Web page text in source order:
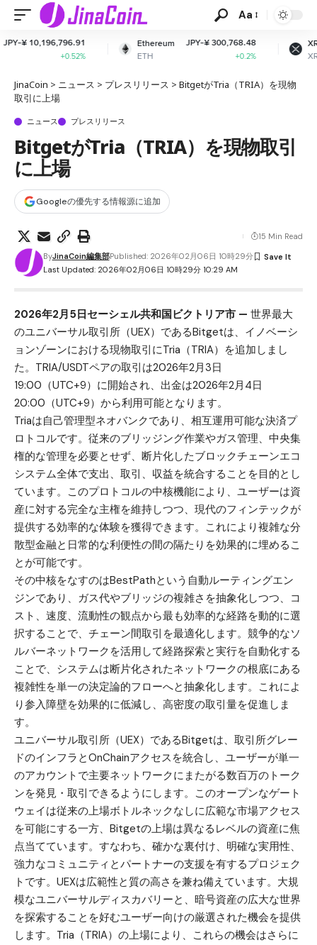
Aa
Ethereum
ETH
JPY-¥ 300,768.48
XRP
XRP
JPY-¥ 160.23
-1.95%
JinaCoin > ニュース > プレスリリース > BitgetがTria（TRIA）を現物
取引に上場
ニュース プレスリリース
BitgetがTria（TRIA）を現物取引
に上場
Googleの優先する情報源に追加
Last Updated: 2026年02月06日 10時29分 10:29 AM
ByJinaCoin編集部Published: 2026年02月06日 10時29分
15 Min Read
2026年2月5日セーシェル共和国ビクトリア市 — 世界最大
のユニバーサル取引所（UEX）であるBitgetは、イノベーシ
ョンゾーンにおける現物取引にTria（TRIA）を追加しまし
た。TRIA/USDTペアの取引は2026年2月3日
19:00（UTC+9）に開始され、出金は2026年2月4日
20:00（UTC+9）から利用可能となります。
Triaは自己管理型ネオバンクであり、相互運用可能な決済プ
ロトコルです。従来のブリッジング作業やガス管理、中央集
権的な管理を必要とせず、断片化したブロックチェーンエコ
システム全体で支出、取引、収益を統合することを目的とし
ています。このプロトコルの中核機能により、ユーザーは資
産に対する完全な主権を維持しつつ、現代のフィンテックが
提供する効率的な体験を獲得できます。これにより複雑な分
散型金融と日常的な利便性の間の隔たりを効果的に埋めるこ
とが可能です。
その中核をなすのはBestPathという自動ルーティングエン
ジンであり、ガス代やブリッジの複雑さを抽象化しつつ、コ
スト、速度、流動性の観点から最も効率的な経路を動的に選
択することで、チェーン間取引を最適化します。競争的なソ
ルバーネットワークを活用して経路探索と実行を自動化する
ことで、システムは断片化されたネットワークの根底にある
複雑性を単一の決定論的フローへと抽象化します。これによ
り参入障壁を効果的に低減し、高密度の取引量を促進しま
す。
ユニバーサル取引所（UEX）であるBitgetは、取引所グレー
ドのインフラとOnChainアクセスを統合し、ユーザーが単一
のアカウントで主要ネットワークにまたがる数百万のトーク
ンを発見・取引できるようにします。このオープンなゲート
ウェイは従来の上場ボトルネックなしに広範な市場アクセス
を可能にする一方、Bitgetの上場は異なるレベルの資産に焦
点当てています。すなわち、確かな裏付け、明確な実用性、
強力なコミュニティとパートナーの支援を有するプロジェク
トです。UEXは広範性と質の高さを兼ね備えています。大規
模なユニバーサルディスカバリーと、暗号資産の広大な世界
を探索することを好むユーザー向けの厳選された機会を提供
します。Tria（TRIA）の上場により、これらの機会はさらに